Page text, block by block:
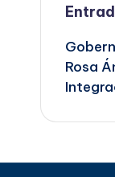
de
Rosa